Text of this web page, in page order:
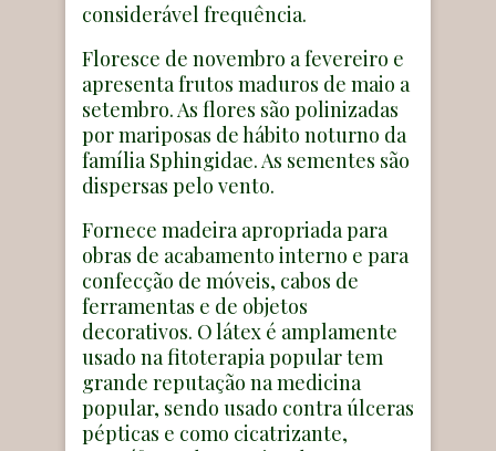
considerável frequência.
Floresce de novembro a fevereiro e
apresenta frutos maduros de maio a
setembro. As flores são polinizadas
por mariposas de hábito noturno da
família Sphingidae. As sementes são
dispersas pelo vento.
Fornece madeira apropriada para
obras de acabamento interno e para
confecção de móveis, cabos de
ferramentas e de objetos
decorativos. O látex é amplamente
usado na fitoterapia popular tem
grande reputação na medicina
popular, sendo usado contra úlceras
pépticas e como cicatrizante,